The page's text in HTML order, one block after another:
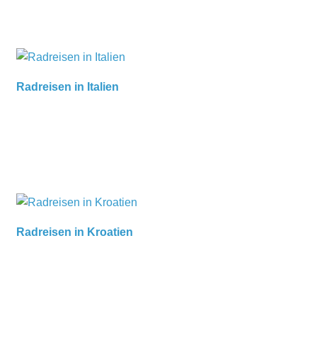
Radreisen in Italien
Radreisen in Kroatien